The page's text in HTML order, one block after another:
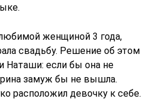
женщиной 3 года,
свадьбу. Решение об этом
Наташи: если бы она не
замуж бы не вышла.
расположил девочку к себе.